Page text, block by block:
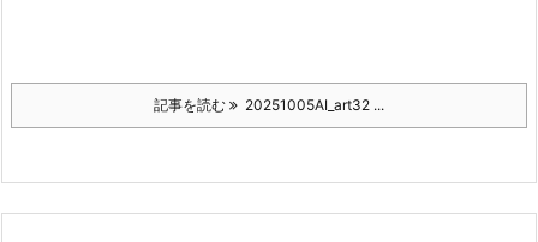
記事を読む 20251005AI_art32 ...